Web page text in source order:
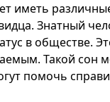
иметь
Знатный
в обществе.
Такой сон
помочь